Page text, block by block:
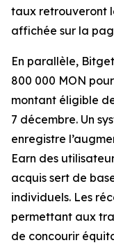
taux retrouveront
affichée sur la
En parallèle,
800 000 MON
montant éligible
7 décembre. Un
enregistre
Earn des
acquis sert de
individuels. Les
permettant aux
de concourir